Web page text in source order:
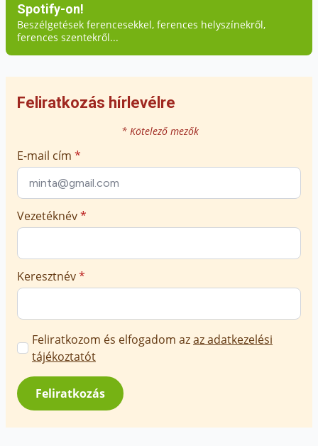
Spotify-on!
Beszélgetések ferencesekkel, ferences helyszínekről,
ferences szentekről...
Feliratkozás hírlevélre
* Kötelező mezők
E-mail cím *
Vezetéknév*
Keresztnév*
Marketing
üzenetek
jóváhagyása
*
Feliratkozom és elfogadom azaz adatkezelési
tájékoztatót
Feliratkozás